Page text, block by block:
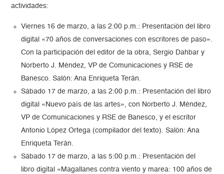
actividades:
Viernes 16 de marzo, a las 2:00 p.m.: Presentación del libro
digital «70 años de conversaciones con escritores de paso».
Con la participación del editor de la obra, Sergio Dahbar y
Norberto J. Méndez, VP de Comunicaciones y RSE de
Banesco. Salón: Ana Enriqueta Terán.
Sábado 17 de marzo, a las 2:00 p.m.: Presentación del libro
digital «Nuevo país de las artes», con Norberto J. Méndez,
VP de Comunicaciones y RSE de Banesco, y el escritor
Antonio López Ortega (compilador del texto). Salón: Ana
Enriqueta Terán.
Sábado 17 de marzo, a las 5:00 p.m.: Presentación del
libro digital «Magallanes contra viento y marea: 100 años de